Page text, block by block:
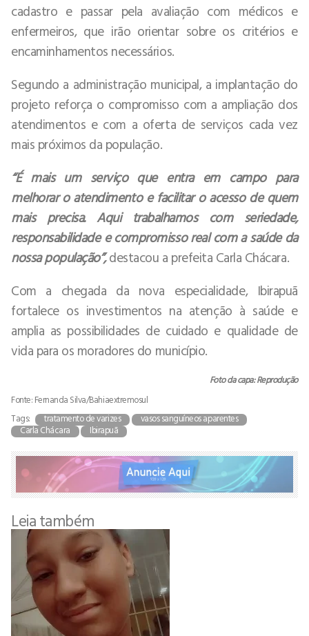
cadastro e passar pela avaliação com médicos e
enfermeiros, que irão orientar sobre os critérios e
encaminhamentos necessários.
Segundo a administração municipal, a implantação do
projeto reforça o compromisso com a ampliação dos
atendimentos e com a oferta de serviços cada vez
mais próximos da população.
“É mais um serviço que entra em campo para
melhorar o atendimento e facilitar o acesso de quem
mais precisa. Aqui trabalhamos com seriedade,
responsabilidade e compromisso real com a saúde da
nossa população”,destacou a prefeita Carla Chácara.
Com a chegada da nova especialidade, Ibirapuã
fortalece os investimentos na atenção à saúde e
amplia as possibilidades de cuidado e qualidade de
vida para os moradores do município.
Foto da capa: Reprodução
Fonte: Fernanda Silva/Bahiaextremosul
Tags:
tratamento de varizes
vasos sanguíneos aparentes
Carla Chácara
Ibirapuã
Leia também